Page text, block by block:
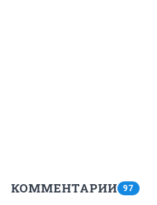
КОММЕНТАРИИ 97